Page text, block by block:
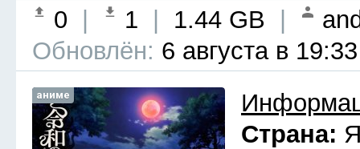
0 1 1.44 GB
Обновлён: 6 августа в 19:33
аниме
Страна: